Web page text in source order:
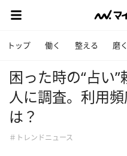
トップ 働く 整える 磨く
困った時の“占
人に調査。利用
は？
＃トレンドニュース